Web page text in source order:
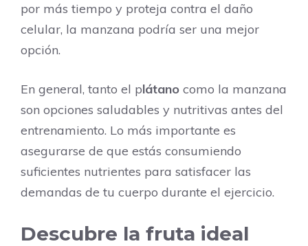
por más tiempo y proteja contra el daño
celular, la manzana podría ser una mejor
opción.
En general, tanto el plátano como la manzana
son opciones saludables y nutritivas antes del
entrenamiento. Lo más importante es
asegurarse de que estás consumiendo
suficientes nutrientes para satisfacer las
demandas de tu cuerpo durante el ejercicio.
Descubre la fruta ideal